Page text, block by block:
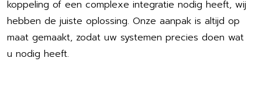
koppeling of een complexe integratie nodig heeft, wij
hebben de juiste oplossing. Onze aanpak is altijd op
maat gemaakt, zodat uw systemen precies doen wat
u nodig heeft.